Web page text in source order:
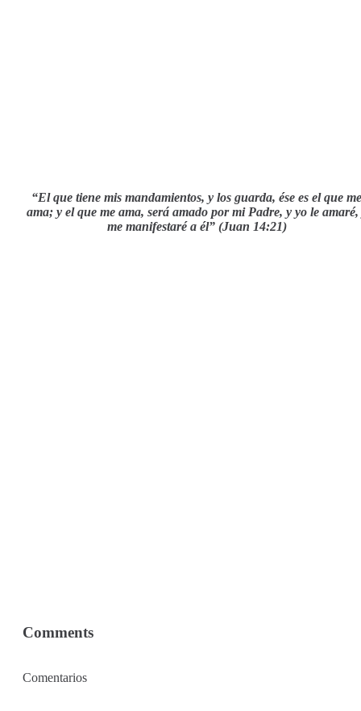
“El que tiene mis mandamientos, y los guarda, ése es el que me
ama; y el que me ama, será amado por mi Padre, y yo le amaré,
me manifestaré a él” (Juan 14:21)
Comments
Comentarios